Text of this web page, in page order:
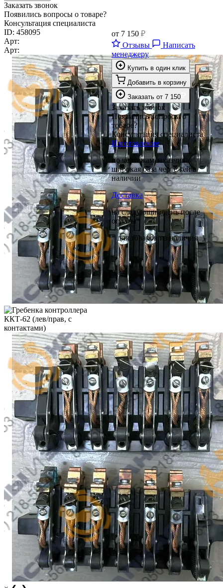
Заказать звонок
Появились вопросы о товаре?
Консультация специалиста
ID: 458095
Арт:
Арт:
от 7 150 ₽
Отзывы
Написать
менеджеру
Купить в один клик
Добавить в корзину
Заказать от 7 150
Заказать звонок
Появились вопросы о
товаре?
Консультация специалиста
Изготовление
по чертежам заказчика
широкая база чертежей в
наличии
Доставка
на следующий день после
оплаты*
* для товаров из наличия